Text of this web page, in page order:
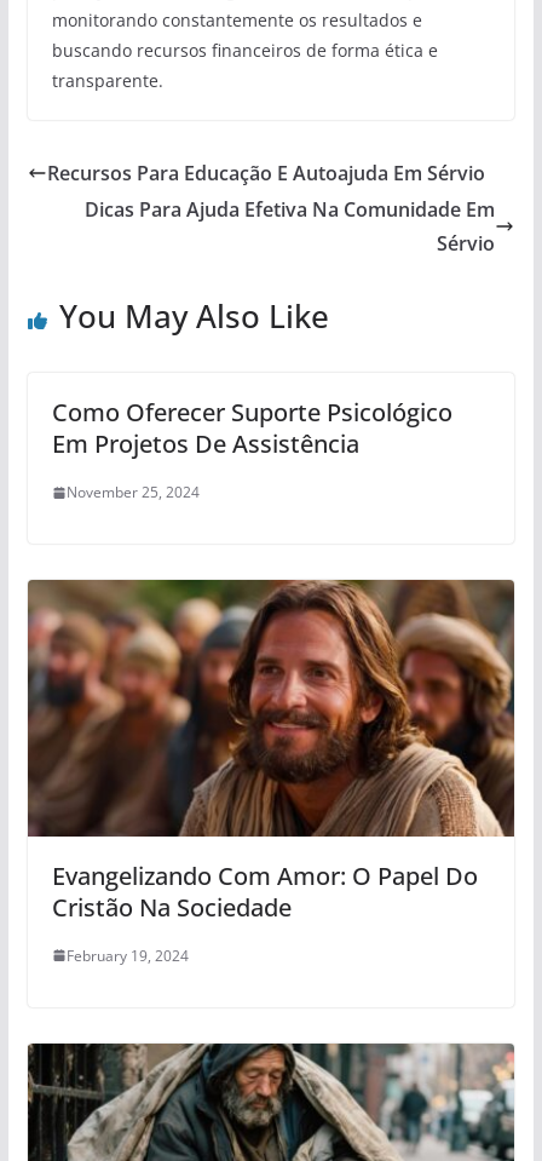
monitorando constantemente os resultados e
buscando recursos financeiros de forma ética e
transparente.
Recursos Para Educação E Autoajuda Em Sérvio
Dicas Para Ajuda Efetiva Na Comunidade Em
Sérvio
You May Also Like
Como Oferecer Suporte Psicológico
Em Projetos De Assistência
November 25, 2024
Evangelizando Com Amor: O Papel Do
Cristão Na Sociedade
February 19, 2024